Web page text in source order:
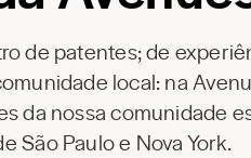
de patentes; de
local: na
da nossa comunidade
São Paulo e Nova York.